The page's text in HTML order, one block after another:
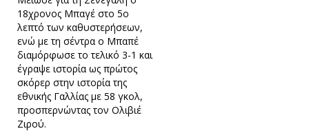
18χρονος Μπαγέ στο 5ο
λεπτό των καθυστερήσεων,
ενώ με τη σέντρα ο Μπαπέ
διαμόρφωσε το τελικό 3-1 και
έγραψε ιστορία ως πρώτος
σκόρερ στην ιστορία της
εθνικής Γαλλίας με 58 γκολ,
προσπερνώντας τον Ολιβιέ
Ζιρού.